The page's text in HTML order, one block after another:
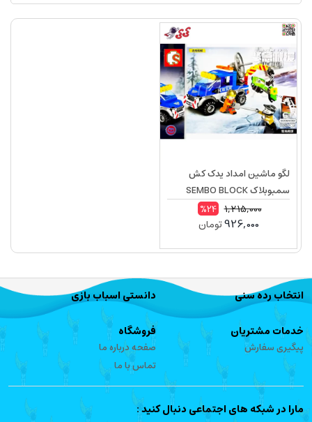
لگو ماشین امداد یدک کش
سمبوبلاک SEMBO BLOCK
603203D
1,215,000
%24
926,000تومان
انتخاب رده سنی دانستی اسباب بازی
خدمات مشتریان
پیگیری سفارش
فروشگاه
صفحه درباره ما
تماس با ما
مارا در شبکه های اجتماعی دنبال کنید :